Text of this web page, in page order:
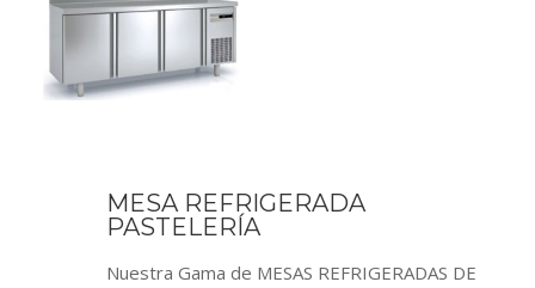
MESA REFRIGERADA
PASTELERÍA
Nuestra Gama de MESAS REFRIGERADAS DE